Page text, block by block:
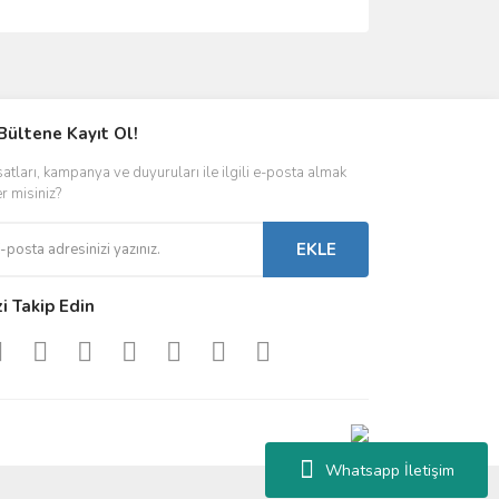
Whatsapp İletişim
Kayıt Ol!
kampanya ve duyuruları ile ilgili e-posta almak
misiniz?
EKLE
Takip Edin